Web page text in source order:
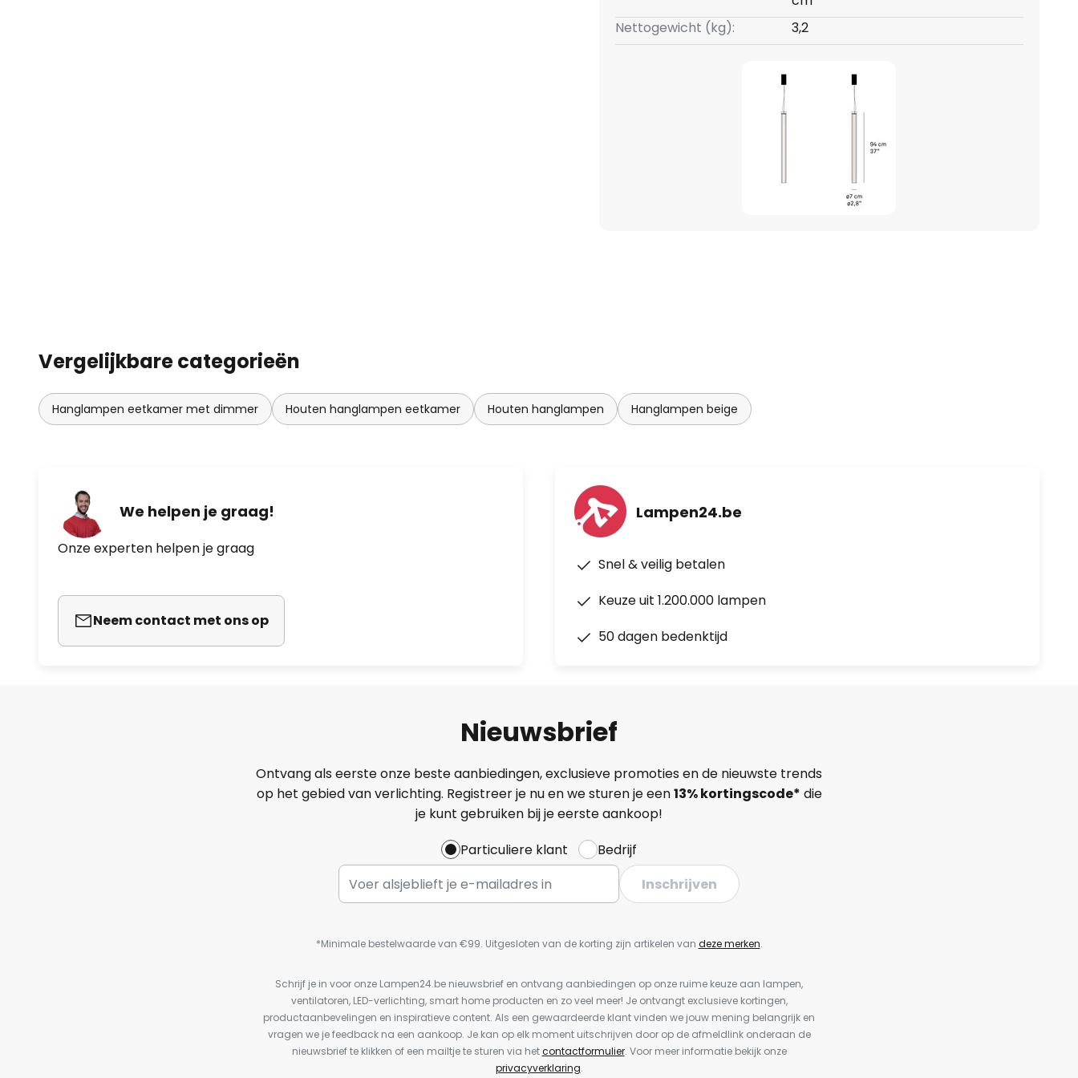
Nettogewicht (kg):
3,2
Vergelijkbare categorieën
Hanglampen eetkamer met dimmer Houten hanglampen eetkamer Houten hanglampen Hanglampen beige
We helpen je graag!
Onze experten helpen je graag
Neem contact met ons op
Lampen24.be
Snel & veilig betalen
Keuze uit 1.200.000 lampen
50 dagen bedenktijd
Nieuwsbrief
Ontvang als eerste onze beste aanbiedingen, exclusieve promoties en de nieuwste trends
op het gebied van verlichting. Registreer je nu en we sturen je een13%kortingscode* die
je kunt gebruiken bij je eerste aankoop!
Particuliere klant
Bedrijf
Inschrijven
*Minimale bestelwaarde van €99. Uitgesloten van de korting zijn artikelen van deze merken.
Schrijf je in voor onze Lampen24.be nieuwsbrief en ontvang aanbiedingen op onze ruime keuze aan lampen,
ventilatoren, LED-verlichting, smart home producten en zo veel meer! Je ontvangt exclusieve kortingen,
productaanbevelingen en inspiratieve content. Als een gewaardeerde klant vinden we jouw mening belangrijk en
vragen we je feedback na een aankoop. Je kan op elk moment uitschrijven door op de afmeldlink onderaan de
nieuwsbrief te klikken of een mailtje te sturen via hetcontactformulier. Voor meer informatie bekijk onze
privacyverklaring.